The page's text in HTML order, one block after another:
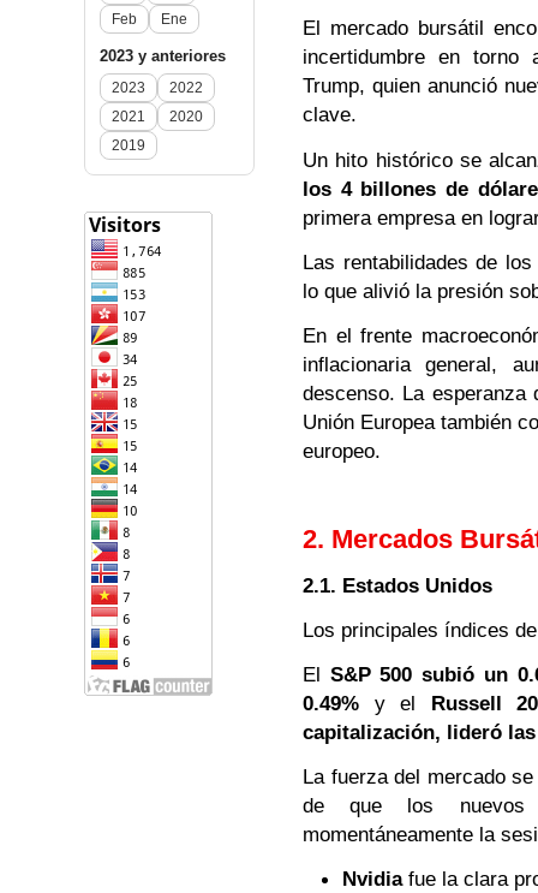
El mercado bursátil
incertidumbre en torno
Trump, quien anunció
clave.
Un hito histórico se
los 4 billones de
primera empresa en
Las rentabilidades de
lo que alivió la presión
En el frente
inflacionaria general,
descenso. La
Unión Europea también
europeo.
2. Mercados
2.1. Estados Unidos
Los principales índices
El S&P 500 subió un
0.49% y el Russell
capitalización, lideró
La fuerza del mercado
de que los nuevos
momentáneamente la
Nvidiafue la clara
Feb
Ene
2023 y anteriores
2023
2022
2021
2020
2019